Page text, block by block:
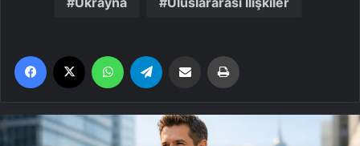
Facebook WhatsApp Email'den paylaş